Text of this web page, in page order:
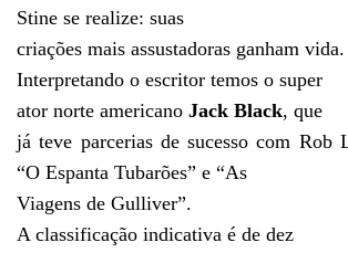
Stine se realize: suas
criações mais assustadoras ganham vida.
Interpretando o escritor temos o super
ator norte americano Jack Black, que
já teve parcerias de sucesso com Rob
“O Espanta Tubarões” e “As
Viagens de Gulliver”.
A classificação indicativa é de dez